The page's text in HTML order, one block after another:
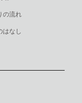
の流れ
はなし